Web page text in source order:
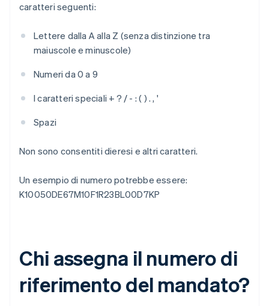
caratteri seguenti:
Lettere dalla A alla Z (senza distinzione tra
maiuscole e minuscole)
Numeri da 0 a 9
I caratteri speciali + ? / - : ( ) . , '
Spazi
Non sono consentiti dieresi e altri caratteri.
Un esempio di numero potrebbe essere:
K10050DE67M10F1R23BL00D7KP
Chi assegna il numero di
riferimento del mandato?